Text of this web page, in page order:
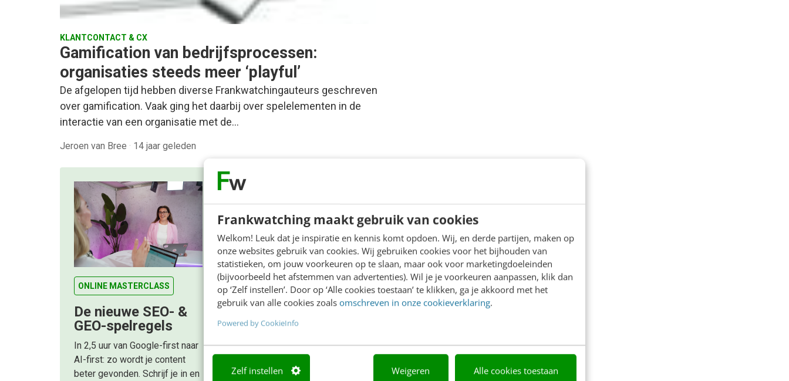
Frankwatching maakt gebruik van cookies
Welkom! Leuk dat je inspiratie en kennis komt opdoen. Wij, en derde partijen, maken op
onze websites gebruik van cookies. Wij gebruiken cookies voor het bijhouden van
statistieken, om jouw voorkeuren op te slaan, maar ook voor marketingdoeleinden
(bijvoorbeeld het afstemmen van advertenties). Wil je je voorkeuren aanpassen, klik dan
op ‘Zelf instellen’. Door op ‘Alle cookies toestaan’ te klikken, ga je akkoord met het
gebruik van alle cookies zoals omschreven in onze cookieverklaring.
Powered by CookieInfo
Zelf instellen Weigeren Alle cookies toestaan
KLANTCONTACT & CX
Gamification van bedrijfsprocessen:
organisaties steeds meer ‘playful’
De afgelopen tijd hebben diverse Frankwatchingauteurs geschreven
over gamification. Vaak ging het daarbij over spelelementen in de
interactie van een organisatie met de…
Jeroen van Bree · 14 jaar geleden
ONLINE MASTERCLASS
De nieuwe SEO- &
GEO-spelregels
In 2,5 uur van Google-first naar
AI-first: zo wordt je content
beter gevonden. Schrijf je in en